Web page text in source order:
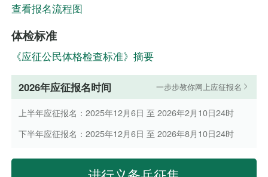
查看报名流程图
体检标准
《应征公民体格检查标准》摘要
2026年应征报名时间 一步步教你网上应征报名
上半年应征报名：2025年12月6日 至 2026年2月10日24时
下半年应征报名：2025年12月6日 至 2026年8月10日24时